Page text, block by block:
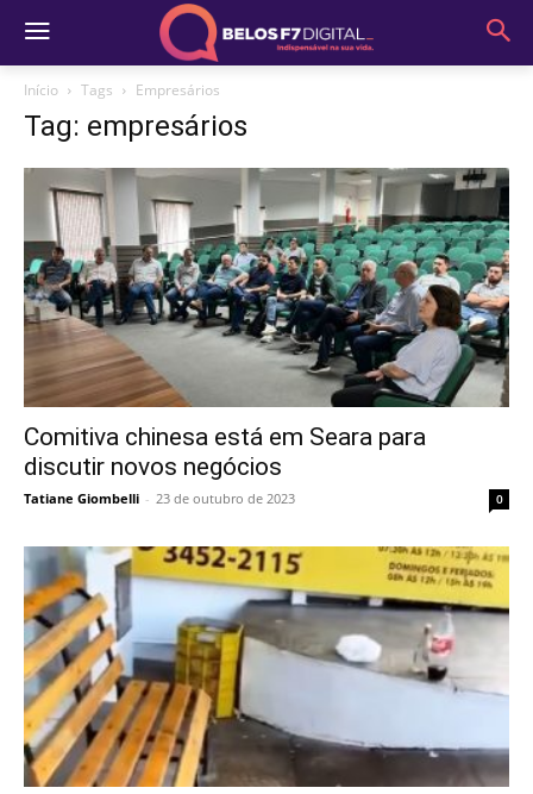
Início Tags Empresários
Tag: empresários
Comitiva chinesa está em Seara para
discutir novos negócios
Tatiane Giombelli - 23 de outubro de 2023 0